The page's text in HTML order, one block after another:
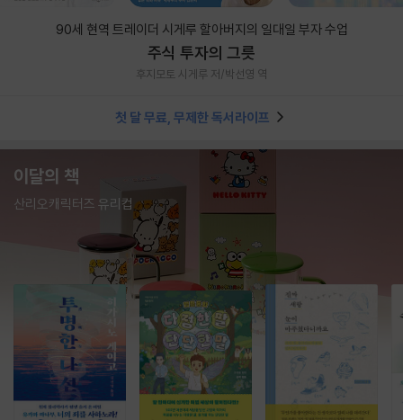
90세 현역 트레이더 시게루 할아버지의 일대일 부자 수업
주식 투자의 그릇
후지모토 시게루 저/박선영 역
첫 달 무료, 무제한 독서라이프
이달의 책
산리오캐릭터즈 유리컵